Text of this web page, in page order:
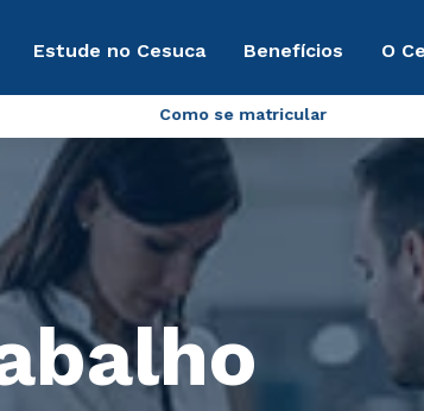
Estude no Cesuca Benefícios O
Como se matricular